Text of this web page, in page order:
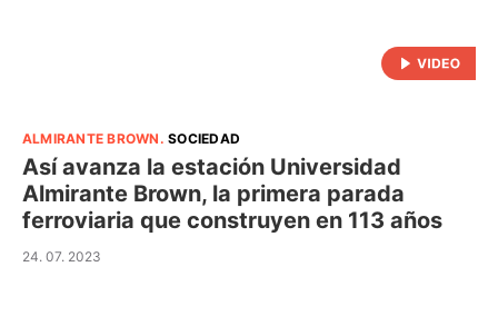
ALMIRANTE BROWN .SOCIEDAD
Así avanza la estación Universidad
Almirante Brown, la primera parada
ferroviaria que construyen en 113 años
24. 07. 2023